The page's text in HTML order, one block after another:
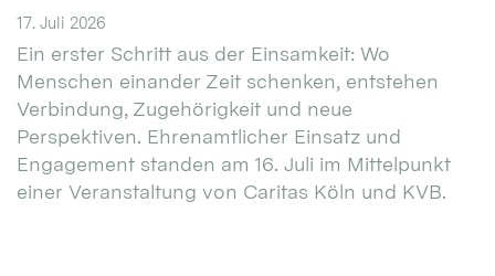
17. Juli 2026
Ein erster Schritt aus der Einsamkeit: Wo
Menschen einander Zeit schenken, entstehen
Verbindung, Zugehörigkeit und neue
Perspektiven. Ehrenamtlicher Einsatz und
Engagement standen am 16. Juli im Mittelpunkt
einer Veranstaltung von Caritas Köln und KVB.